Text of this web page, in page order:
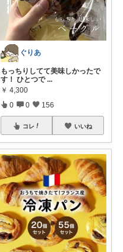
ぐりあ
もっちりしてて美味しかったで
す！ ひとつで ...
￥ 4,300
0 0 156
コレ いいね